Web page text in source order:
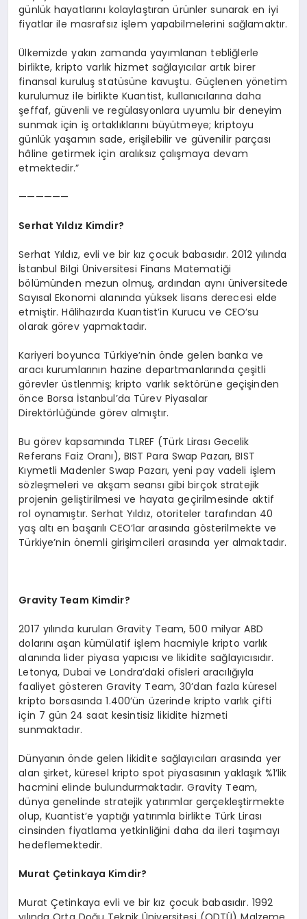
günlük hayatlarını kolaylaştıran ürünler sunarak en iyi
fiyatlar ile masrafsız işlem yapabilmelerini sağlamaktır.
Ülkemizde yakın zamanda yayımlanan tebliğlerle
birlikte, kripto varlık hizmet sağlayıcılar artık birer
finansal kuruluş statüsüne kavuştu. Güçlenen yönetim
kurulumuz ile birlikte Kuantist, kullanıcılarına daha
şeffaf, güvenli ve regülasyonlara uyumlu bir deneyim
sunmak için iş ortaklıklarını büyütmeye; kriptoyu
günlük yaşamın sade, erişilebilir ve güvenilir parçası
hâline getirmek için aralıksız çalışmaya devam
etmektedir.”
——————
Serhat Yıldız Kimdir?
Serhat Yıldız, evli ve bir kız çocuk babasıdır. 2012 yılında
İstanbul Bilgi Üniversitesi Finans Matematiği
bölümünden mezun olmuş, ardından aynı üniversitede
Sayısal Ekonomi alanında yüksek lisans derecesi elde
etmiştir. Hâlihazırda Kuantist’in Kurucu ve CEO’su
olarak görev yapmaktadır.
Kariyeri boyunca Türkiye’nin önde gelen banka ve
aracı kurumlarının hazine departmanlarında çeşitli
görevler üstlenmiş; kripto varlık sektörüne geçişinden
önce Borsa İstanbul’da Türev Piyasalar
Direktörlüğünde görev almıştır.
Bu görev kapsamında TLREF (Türk Lirası Gecelik
Referans Faiz Oranı), BIST Para Swap Pazarı, BIST
Kıymetli Madenler Swap Pazarı, yeni pay vadeli işlem
sözleşmeleri ve akşam seansı gibi birçok stratejik
projenin geliştirilmesi ve hayata geçirilmesinde aktif
rol oynamıştır. Serhat Yıldız, otoriteler tarafından 40
yaş altı en başarılı CEO’lar arasında gösterilmekte ve
Türkiye’nin önemli girişimcileri arasında yer almaktadır.
Gravity Team Kimdir?
2017 yılında kurulan Gravity Team, 500 milyar ABD
dolarını aşan kümülatif işlem hacmiyle kripto varlık
alanında lider piyasa yapıcısı ve likidite sağlayıcısıdır.
Letonya, Dubai ve Londra’daki ofisleri aracılığıyla
faaliyet gösteren Gravity Team, 30’dan fazla küresel
kripto borsasında 1.400’ün üzerinde kripto varlık çifti
için 7 gün 24 saat kesintisiz likidite hizmeti
sunmaktadır.
Dünyanın önde gelen likidite sağlayıcıları arasında yer
alan şirket, küresel kripto spot piyasasının yaklaşık %1’lik
hacmini elinde bulundurmaktadır. Gravity Team,
dünya genelinde stratejik yatırımlar gerçekleştirmekte
olup, Kuantist’e yaptığı yatırımla birlikte Türk Lirası
cinsinden fiyatlama yetkinliğini daha da ileri taşımayı
hedeflemektedir.
Murat Çetinkaya Kimdir?
Murat Çetinkaya evli ve bir kız çocuk babasıdır. 1992